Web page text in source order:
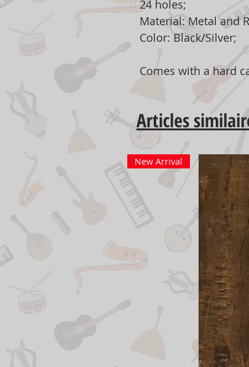
24 holes;
Material: Metal and
Color: Black/Silver;
Comes with a hard
Articles
New Arrival